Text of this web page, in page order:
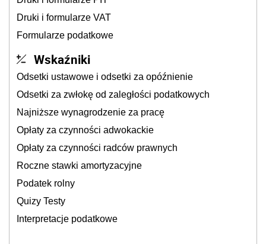
Druki i formularze VAT
Formularze podatkowe
Wskaźniki
Odsetki ustawowe i odsetki za opóźnienie
Odsetki za zwłokę od zaległości podatkowych
Najniższe wynagrodzenie za pracę
Opłaty za czynności adwokackie
Opłaty za czynności radców prawnych
Roczne stawki amortyzacyjne
Podatek rolny
Quizy Testy
Interpretacje podatkowe